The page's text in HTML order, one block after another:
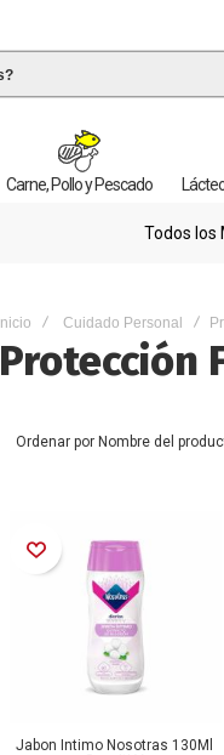
Carne, Pollo y Pescado
Todos los
Inicio Cuidado Personal
Protección
Ordenar por Nombre del
Añadir a la Lista de Deseos
Jabon Intimo Nosotras 130Ml